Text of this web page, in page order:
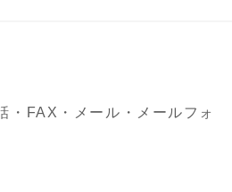
・FAX・メール・メールフォ